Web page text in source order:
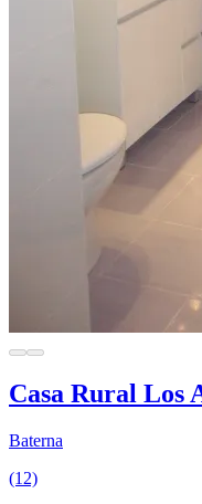
Casa Rural Los
Baterna
(12)